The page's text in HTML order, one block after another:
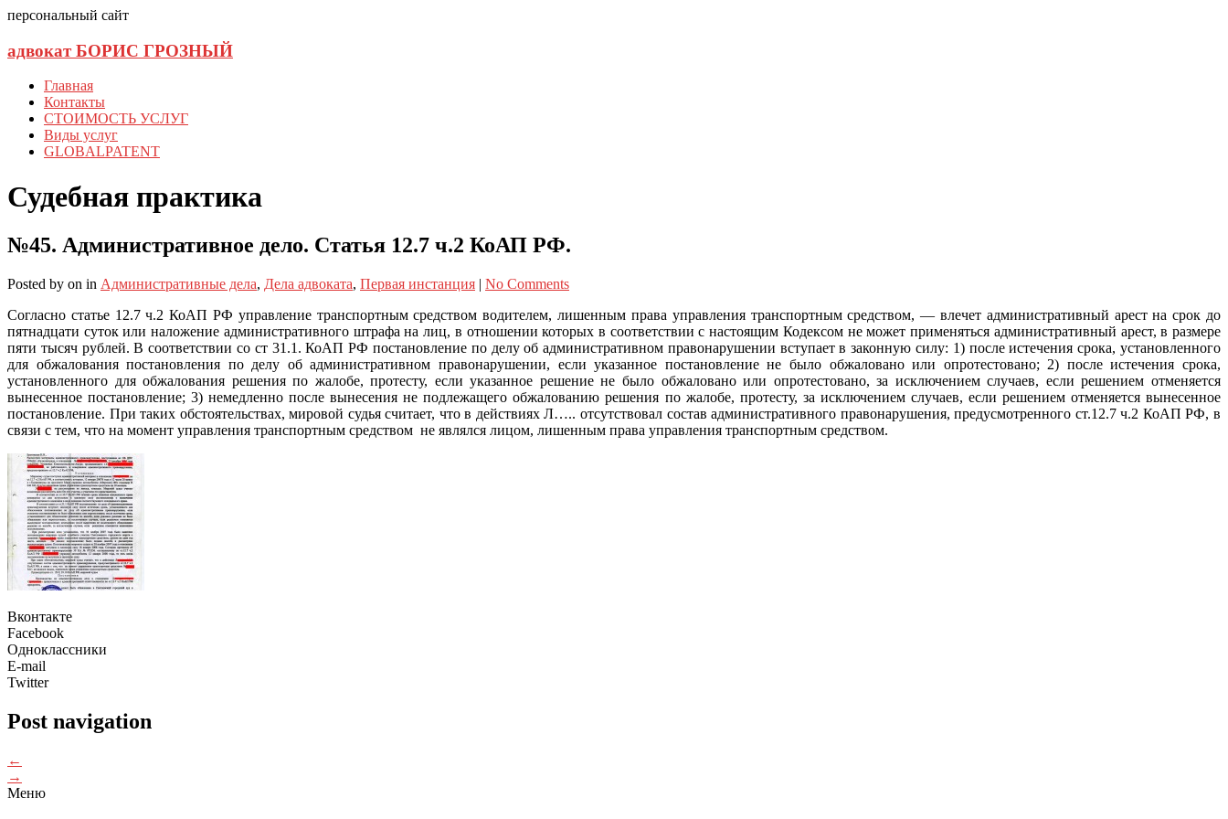
персональный сайт
адвокат БОРИС ГРОЗНЫЙ
Главная
Контакты
СТОИМОСТЬ УСЛУГ
Виды услуг
GLOBALPATENT
Судебная практика
№45. Административное дело. Статья 12.7 ч.2 КоАП РФ.
Posted by on in Административные дела, Дела адвоката, Первая инстанция | No Comments
Согласно статье 12.7 ч.2 КоАП РФ управление транспортным средством водителем, лишенным права управления транспортным средством, — влечет административный арест на срок до
пятнадцати суток или наложение административного штрафа на лиц, в отношении которых в соответствии с настоящим Кодексом не может применяться административный арест, в размере
пяти тысяч рублей. В соответствии со ст 31.1. КоАП РФ постановление по делу об административном правонарушении вступает в законную силу: 1) после истечения срока, установленного
для обжалования постановления по делу об административном правонарушении, если указанное постановление не было обжаловано или опротестовано; 2) после истечения срока,
установленного для обжалования решения по жалобе, протесту, если указанное решение не было обжаловано или опротестовано, за исключением случаев, если решением отменяется
вынесенное постановление; 3) немедленно после вынесения не подлежащего обжалованию решения по жалобе, протесту, за исключением случаев, если решением отменяется вынесенное
постановление. При таких обстоятельствах, мировой судья считает, что в действиях Л….. отсутствовал состав административного правонарушения, предусмотренного ст.12.7 ч.2 КоАП РФ, в
связи с тем, что на момент управления транспортным средством не являлся лицом, лишенным права управления транспортным средством.
Вконтакте
Facebook
Одноклассники
E-mail
Twitter
Post navigation
←
→
Меню